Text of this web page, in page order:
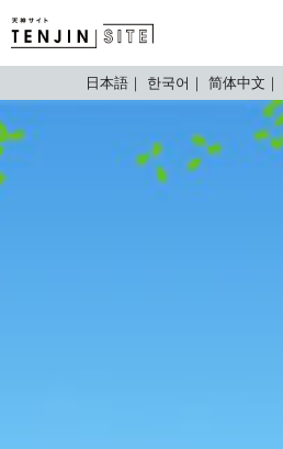
TENJIN SITE
日本語 한국어 简体中文